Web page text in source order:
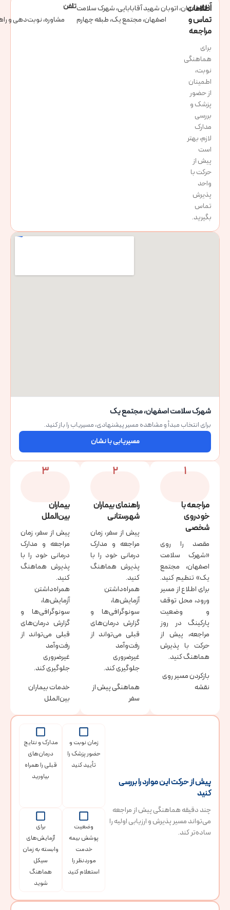
اطلاعات
تماس و
مراجعه
برای
هماهنگی
نوبت،
اطمینان
از حضور
پزشک و
بررسی
مدارک
لازم، بهتر
است
پیش از
حرکت با
واحد
پذیرش
تماس
بگیرید.
آدرساصفهان، اتوبان شهید آقابابایی، شهرک سلامت
اصفهان، مجتمع یک، طبقه چهارم
تلفن
مشاوره، نوبت‌دهی و
شهرک سلامت اصفهان، مجتمع یک
برای انتخاب مبدأ و مشاهده مسیر پیشنهادی، مسیریاب را باز کنید.
مسیریابی با نشان
1
مراجعه با
خودروی
شخصی
مقصد را روی
«شهرک سلامت
اصفهان، مجتمع
یک» تنظیم کنید.
برای اطلاع از مسیر
ورود، محل توقف
و وضعیت
پارکینگ در روز
مراجعه، پیش از
حرکت با پذیرش
هماهنگ کنید.
بازکردن مسیر روی
نقشه
2
راهنمای بیماران
شهرستانی
پیش از سفر، زمان
مراجعه و مدارک
درمانی خود را با
پذیرش هماهنگ
کنید.
همراه‌داشتن
آزمایش‌ها،
سونوگرافی‌ها و
گزارش درمان‌های
قبلی می‌تواند از
رفت‌وآمد
غیرضروری
جلوگیری کند.
هماهنگی پیش از
سفر
3
بیماران
بین‌الملل
پیش از سفر، زمان
مراجعه و مدارک
درمانی خود را با
پذیرش هماهنگ
کنید.
همراه‌داشتن
آزمایش‌ها،
سونوگرافی‌ها و
گزارش درمان‌های
قبلی می‌تواند از
رفت‌وآمد
غیرضروری
جلوگیری کند.
خدمات بیماران
بین‌الملل
پیش از حرکت این موارد را بررسی
کنید
چند دقیقه هماهنگی پیش از مراجعه
می‌تواند مسیر پذیرش و ارزیابی اولیه را
ساده‌تر کند.
زمان نوبت و
حضور پزشک را
تأیید کنید
مدارک و نتایج
درمان‌های
قبلی را همراه
بیاورید
وضعیت
پوشش بیمه
خدمت
موردنظر را
استعلام کنید
برای
آزمایش‌های
وابسته به زمان
سیکل
هماهنگ
شوید